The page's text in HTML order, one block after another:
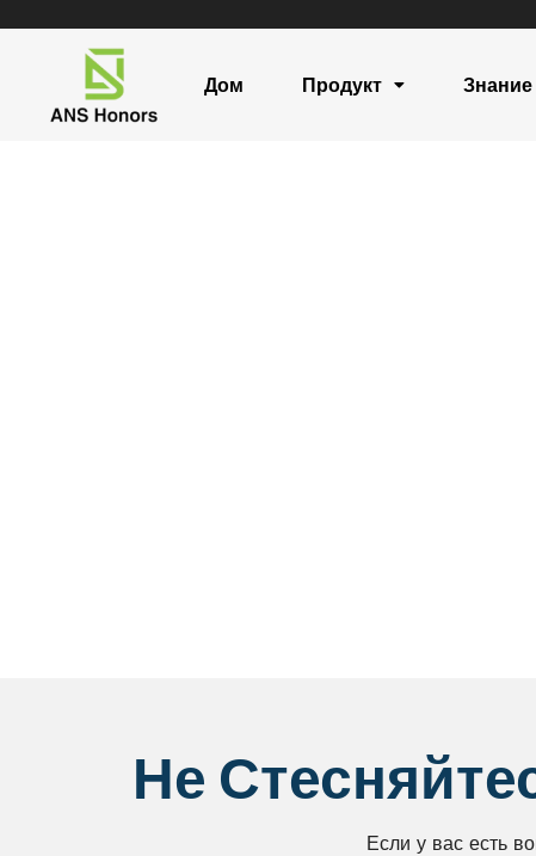
Дом Продукт Знание
Не
Если у вас есть